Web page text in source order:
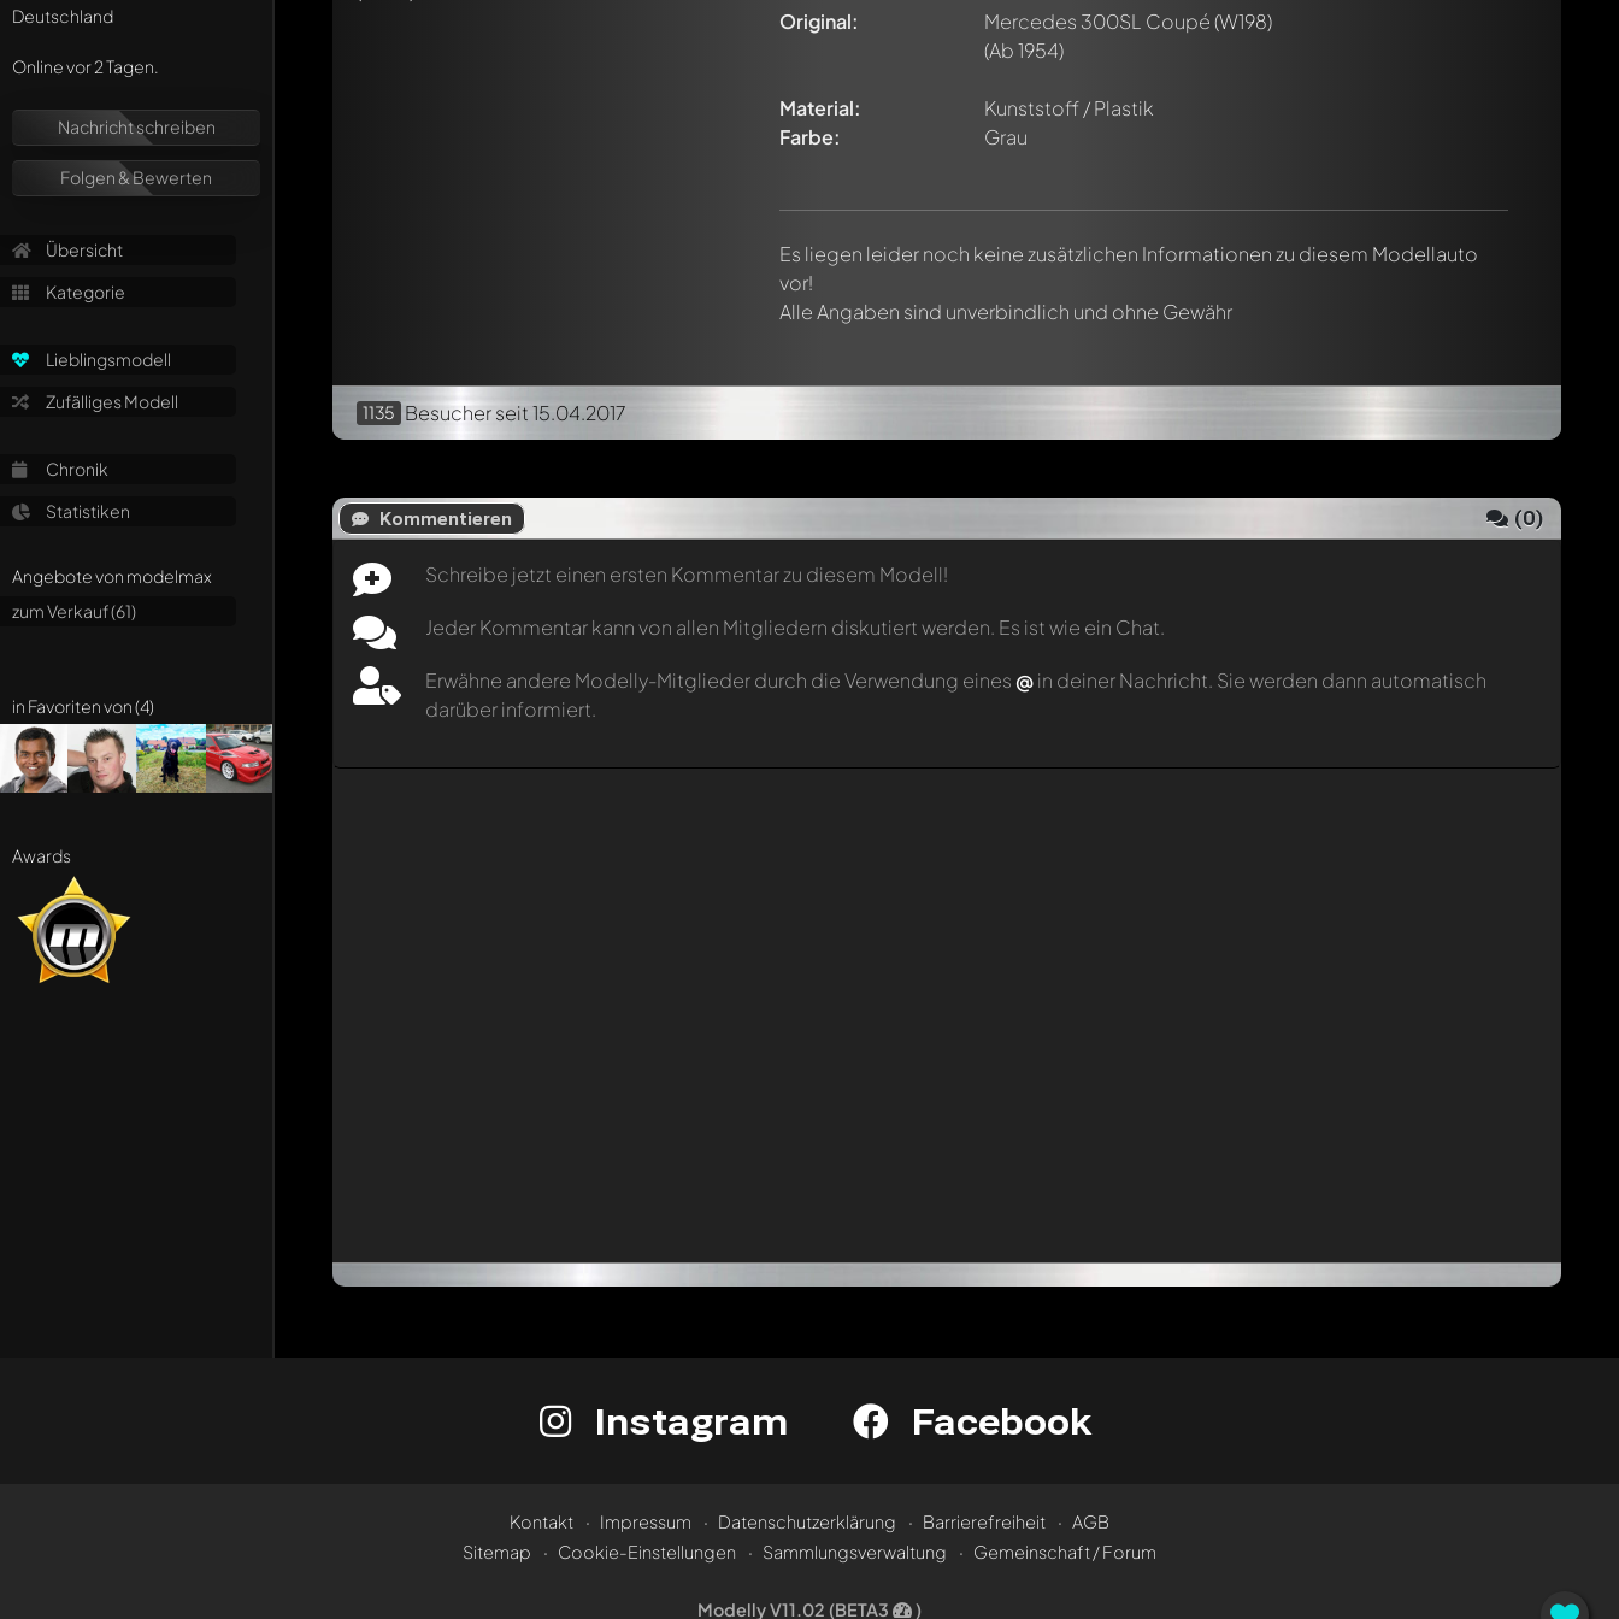
Deutschland
Online vor 2 Tagen.
Nachricht schreiben
Folgen & Bewerten
Übersicht
Kategorie
Lieblingsmodell
Zufälliges Modell
Chronik
Statistiken
Angebote von modelmax
zum Verkauf (61)
in Favoriten von (4)
Awards
Original:
Mercedes 300SL Coupé (W198)
(Ab 1954)
Material:
Kunststoff / Plastik
Farbe:
Grau
Es liegen leider noch keine zusätzlichen Informationen zu diesem Modellauto
vor!
Alle Angaben sind unverbindlich und ohne Gewähr
1135 Besucherseit 15.04.2017
Kommentieren (0)
Schreibe jetzt einen ersten Kommentar zu diesem Modell!
Jeder Kommentar kann von allen Mitgliedern diskutiert werden. Es ist wie ein Chat.
Erwähne andere Modelly-Mitglieder durch die Verwendung eines @in deiner Nachricht. Sie werden dann automatisch
darüber informiert.
Instagram Facebook
Kontakt Impressum Datenschutzerklärung Barrierefreiheit
AGB
Sitemap
Cookie-Einstellungen Sammlungsverwaltung Gemeinschaft / Forum
Modelly V11.02 (BETA3 )